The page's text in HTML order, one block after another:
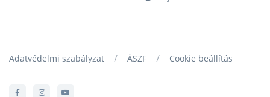
Adatvédelmi szabályzat / ÁSZF / Cookie beállítás